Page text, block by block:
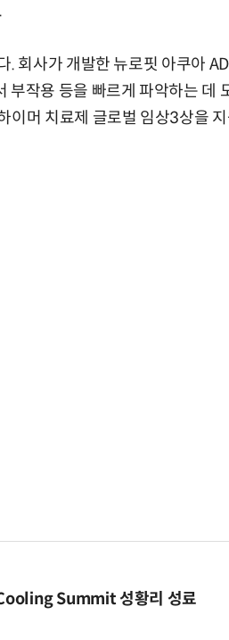
. 회사가 개발한 뉴로핏 아쿠아
부작용 등을 빠르게 파악하는 데
이머 치료제 글로벌 임상3상을
Summit 성황리 성료